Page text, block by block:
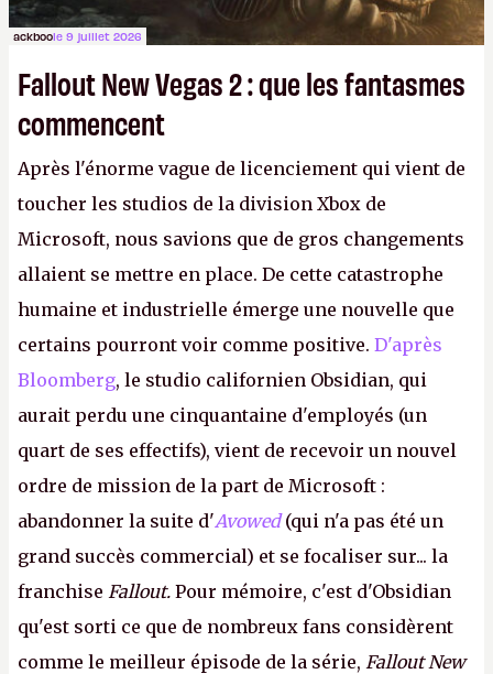
ackboole 9 juillet 2026
Fallout New Vegas 2 : que les fantasmes
commencent
Après l'énorme vague de licenciement qui vient de
toucher les studios de la division Xbox de
Microsoft, nous savions que de gros changements
allaient se mettre en place. De cette catastrophe
humaine et industrielle émerge une nouvelle que
certains pourront voir comme positive. D'après
Bloomberg, le studio californien Obsidian, qui
aurait perdu une cinquantaine d'employés (un
quart de ses effectifs), vient de recevoir un nouvel
ordre de mission de la part de Microsoft :
abandonner la suite d'Avowed(qui n'a pas été un
grand succès commercial) et se focaliser sur... la
franchise Fallout. Pour mémoire, c'est d'Obsidian
qu'est sorti ce que de nombreux fans considèrent
comme le meilleur épisode de la série, Fallout New